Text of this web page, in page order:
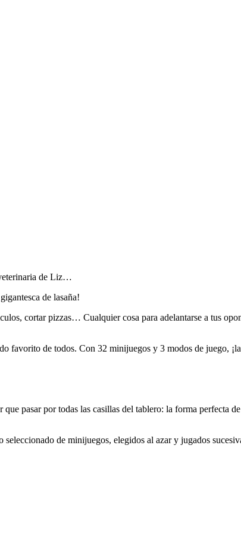
de Liz…
de lasaña!
cortar pizzas… Cualquier cosa para adelantarse a tus
favorito de todos. Con 32 minijuegos y 3 modos de juego,
pasar por todas las casillas del tablero: la forma perfecta
de minijuegos, elegidos al azar y jugados